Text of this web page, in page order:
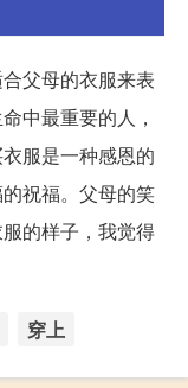
父母的衣服来表
中最重要的人，
服是一种感恩的
祝福。父母的笑
的样子，我觉得
穿上